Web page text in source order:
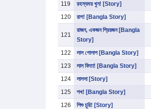
119
রহস্যময় খুন! [Story]
120
রাগ! [Bangla Story]
121
রাজন, একজন প্রিয়জন [Bangla
Story]
122
লাল গোলাপ [Bangla Story]
123
লাল ফিতা! [Bangla Story]
124
লালসা [Story]
125
শখ! [Bangla Story]
126
শিশু চুরি! [Story]